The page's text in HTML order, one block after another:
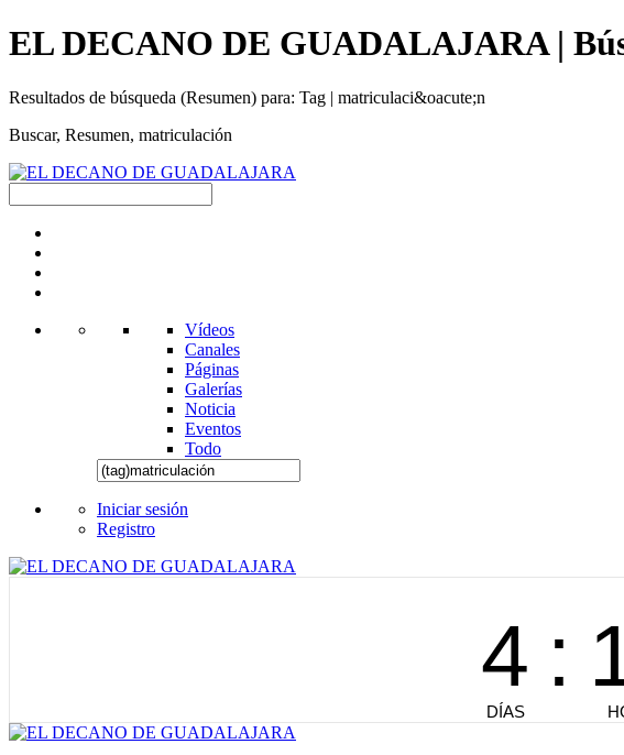
EL DECANO DE GUADALAJARA |
Resultados de búsqueda (Resumen) para: Tag | matriculaci&oacute;n
Buscar, Resumen, matriculación
Vídeos
Canales
Páginas
Galerías
Noticia
Eventos
Todo
Iniciar sesión
Registro